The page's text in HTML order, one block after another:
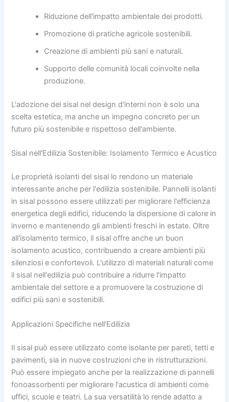
Riduzione dell'impatto ambientale dei prodotti.
Promozione di pratiche agricole sostenibili.
Creazione di ambienti più sani e naturali.
Supporto delle comunità locali coinvolte nella
produzione.
L'adozione del sisal nel design d'interni non è solo una
scelta estetica, ma anche un impegno concreto per un
futuro più sostenibile e rispettoso dell'ambiente.
Sisal nell'Edilizia Sostenibile: Isolamento Termico e Acustico
Le proprietà isolanti del sisal lo rendono un materiale
interessante anche per l'edilizia sostenibile. Pannelli isolanti
in sisal possono essere utilizzati per migliorare l'efficienza
energetica degli edifici, riducendo la dispersione di calore in
inverno e mantenendo gli ambienti freschi in estate. Oltre
all'isolamento termico, il sisal offre anche un buon
isolamento acustico, contribuendo a creare ambienti più
silenziosi e confortevoli. L'utilizzo di materiali naturali come
il sisal nell'edilizia può contribuire a ridurre l'impatto
ambientale del settore e a promuovere la costruzione di
edifici più sani e sostenibili.
Applicazioni Specifiche nell'Edilizia
Il sisal può essere utilizzato come isolante per pareti, tetti e
pavimenti, sia in nuove costruzioni che in ristrutturazioni.
Può essere impiegato anche per la realizzazione di pannelli
fonoassorbenti per migliorare l'acustica di ambienti come
uffici, scuole e teatri. La sua versatilità lo rende adatto a